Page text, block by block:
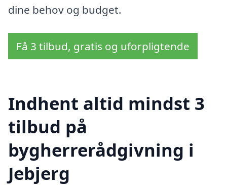
dine behov og budget.
Få 3 tilbud, gratis og uforpligtende
Indhent altid mindst 3
tilbud på
bygherrerådgivning i
Jebjerg